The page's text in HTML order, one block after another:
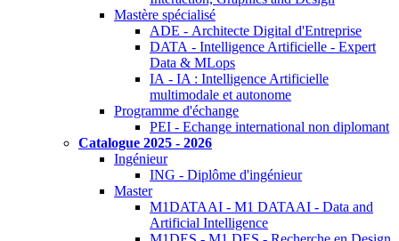
Mastère spécialisé
ADE - Architecte Digital d'Entreprise
DATA - Intelligence Artificielle - Expert
Data & MLops
IA - IA : Intelligence Artificielle
multimodale et autonome
Programme d'échange
PEI - Echange international non diplomant
Catalogue 2025 - 2026
Ingénieur
ING - Diplôme d'ingénieur
Master
M1DATAAI - M1 DATAAI - Data and
Artificial Intelligence